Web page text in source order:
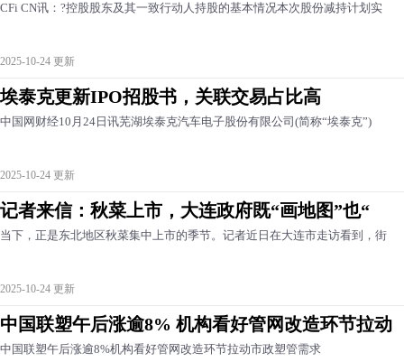
CFi CN讯：?控股股东及其一致行动人持股的基本情况本次股份减持计划实
2025-10-24 更新
埃泰克更新IPO招股书，关联交易占比高
中国网财经10月24日讯芜湖埃泰克汽车电子股份有限公司(简称“埃泰克”)
2025-10-24 更新
记者来信：秋菜上市，大连政府既“画地图”也“
当下，正是东北地区秋菜集中上市的季节。记者近日在大连市走访看到，街
2025-10-24 更新
中国联塑午后涨逾8% 机构看好管网改造环节拉动
中国联塑午后涨逾8%机构看好管网改造环节拉动市政塑管需求